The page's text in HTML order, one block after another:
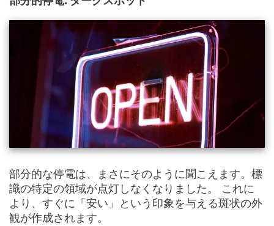
部分的な停電は、まさにそのように聞こえます。標
識の特定の領域が点灯しなくなりました。 これに
より、すぐに「安い」という印象を与える斑状の外
観が作成されます。